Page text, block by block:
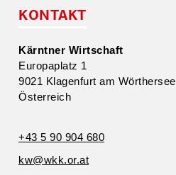
KONTAKT
Kärntner Wirtschaft
Europa­platz 1
9021 Klagenfurt am Wörthersee
Öster­reich
+43 5 90 904 680
kw@​wkk.​or.​at